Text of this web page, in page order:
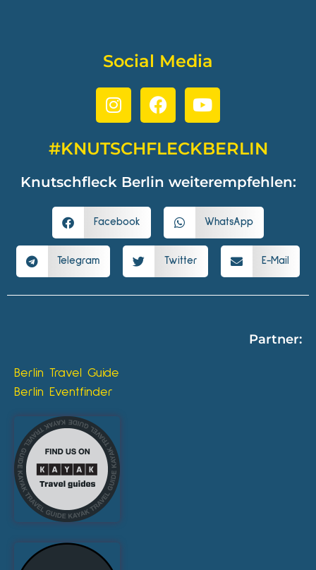
Social Media
#KNUTSCHFLECKBERLIN
Knutschfleck Berlin weiterempfehlen:
Facebook WhatsApp
Telegram Twitter E-Mail
Partner:
Berlin Travel Guide
Berlin Eventfinder